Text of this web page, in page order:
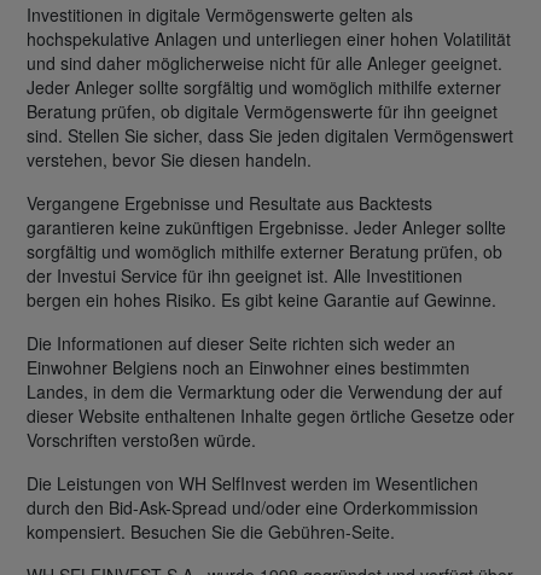
Investitionen in digitale Vermögenswerte gelten als
hochspekulative Anlagen und unterliegen einer hohen Volatilität
und sind daher möglicherweise nicht für alle Anleger geeignet.
Jeder Anleger sollte sorgfältig und womöglich mithilfe externer
Beratung prüfen, ob digitale Vermögenswerte für ihn geeignet
sind. Stellen Sie sicher, dass Sie jeden digitalen Vermögenswert
verstehen, bevor Sie diesen handeln.
Vergangene Ergebnisse und Resultate aus Backtests
garantieren keine zukünftigen Ergebnisse. Jeder Anleger sollte
sorgfältig und womöglich mithilfe externer Beratung prüfen, ob
der Investui Service für ihn geeignet ist. Alle Investitionen
bergen ein hohes Risiko. Es gibt keine Garantie auf Gewinne.
Die Informationen auf dieser Seite richten sich weder an
Einwohner Belgiens noch an Einwohner eines bestimmten
Landes, in dem die Vermarktung oder die Verwendung der auf
dieser Website enthaltenen Inhalte gegen örtliche Gesetze oder
Vorschriften verstoßen würde.
Die Leistungen von WH SelfInvest werden im Wesentlichen
durch den Bid-Ask-Spread und/oder eine Orderkommission
kompensiert. Besuchen Sie die Gebühren-Seite.